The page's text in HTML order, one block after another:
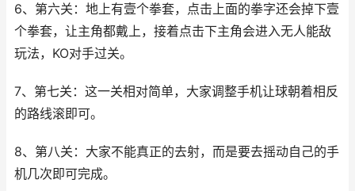
6、第六关：地上有壹个拳套，点击上面的拳字还会掉下壹
个拳套，让主角都戴上，接着点击下主角会进入无人能敌
玩法，KO对手过关。
7、第七关：这一关相对简单，大家调整手机让球朝着相反
的路线滚即可。
8、第八关：大家不能真正的去射，而是要去摇动自己的手
机几次即可完成。